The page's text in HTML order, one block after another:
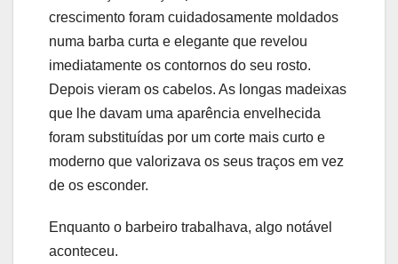
crescimento foram cuidadosamente moldados
numa barba curta e elegante que revelou
imediatamente os contornos do seu rosto.
Depois vieram os cabelos. As longas madeixas
que lhe davam uma aparência envelhecida
foram substituídas por um corte mais curto e
moderno que valorizava os seus traços em vez
de os esconder.
Enquanto o barbeiro trabalhava, algo notável
aconteceu.